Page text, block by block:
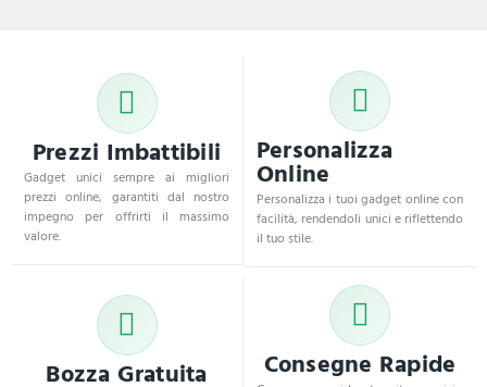
Prezzi Imbattibili
Gadget unici sempre ai migliori
prezzi online, garantiti dal nostro
impegno per offrirti il massimo
valore.
Personalizza
Online
Personalizza i tuoi gadget online con
facilità, rendendoli unici e riflettendo
il tuo stile.
Bozza Gratuita Consegne Rapide